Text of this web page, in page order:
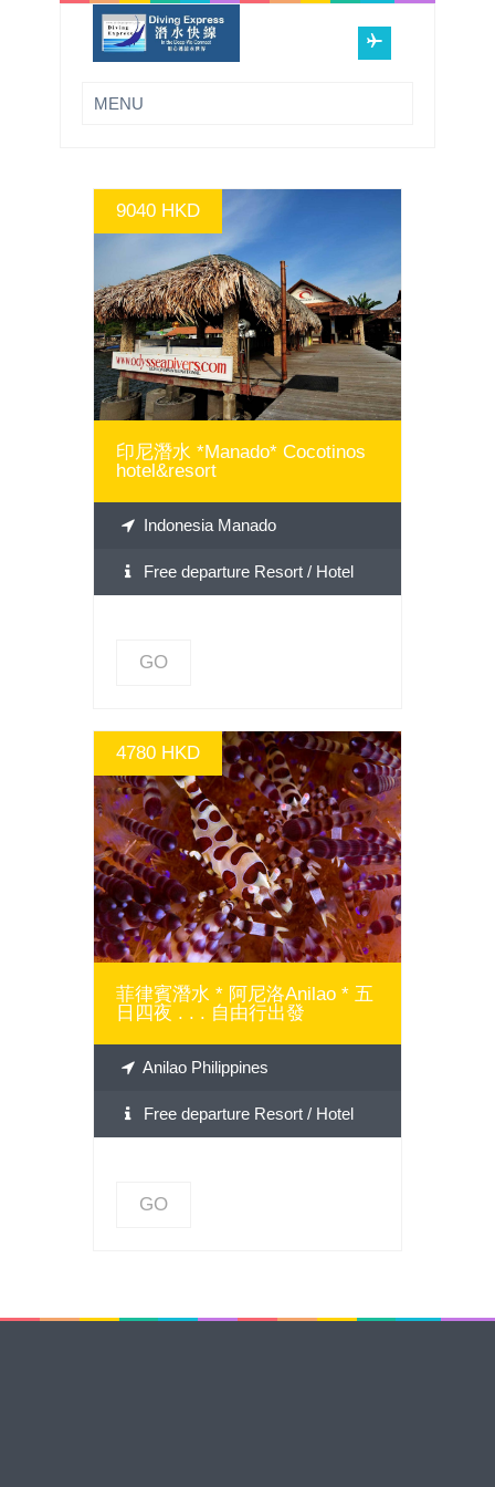
9040 HKD
GO
印尼潛水 *Manado* Cocotinos
hotel&resort
Indonesia Manado
Free departure Resort / Hotel
GO
4780 HKD
GO
菲律賓潛水 * 阿尼洛Anilao * 五
日四夜 . . . 自由行出發
Anilao Philippines
Free departure Resort / Hotel
GO